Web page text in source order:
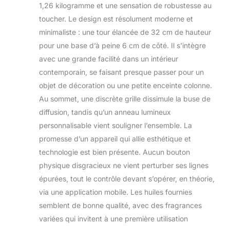
n'importe où :
emportez un
de vos
déplacements avec
ce diffuseur d'huiles
essentielles sans fil.
La batterie
rechargeable
intégrée vous
permet de l'utiliser
dans n'importe
quelle pièce, votre
bureau ou même
votre voiture,
aucune prise n'est
nécessaire.
Smart App &
Contrôle total du
parfum : contrôlez
1,26 kilogramme et une sensation de robustesse au
toucher. Le design est résolument moderne et
minimaliste : une tour élancée de 32 cm de hauteur
pour une base d’à peine 6 cm de côté. Il s’intègre
avec une grande facilité dans un intérieur
contemporain, se faisant presque passer pour un
objet de décoration ou une petite enceinte colonne.
Au sommet, une discrète grille dissimule la buse de
diffusion, tandis qu’un anneau lumineux
personnalisable vient souligner l’ensemble. La
promesse d’un appareil qui allie esthétique et
technologie est bien présente. Aucun bouton
physique disgracieux ne vient perturber ses lignes
épurées, tout le contrôle devant s’opérer, en théorie,
via une application mobile. Les huiles fournies
semblent de bonne qualité, avec des fragrances
variées qui invitent à une première utilisation